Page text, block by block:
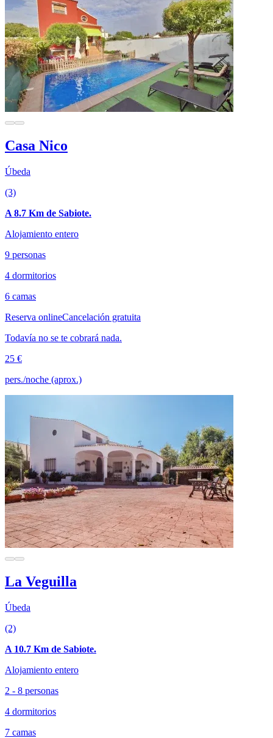
Casa Nico
Úbeda
(3)
A 8.7 Km de Sabiote.
Alojamiento entero
9 personas
4 dormitorios
6 camas
Reserva onlineCancelación gratuita
Todavía no se te cobrará nada.
25 €
pers./noche (aprox.)
La Veguilla
Úbeda
(2)
A 10.7 Km de Sabiote.
Alojamiento entero
2 - 8 personas
4 dormitorios
7 camas